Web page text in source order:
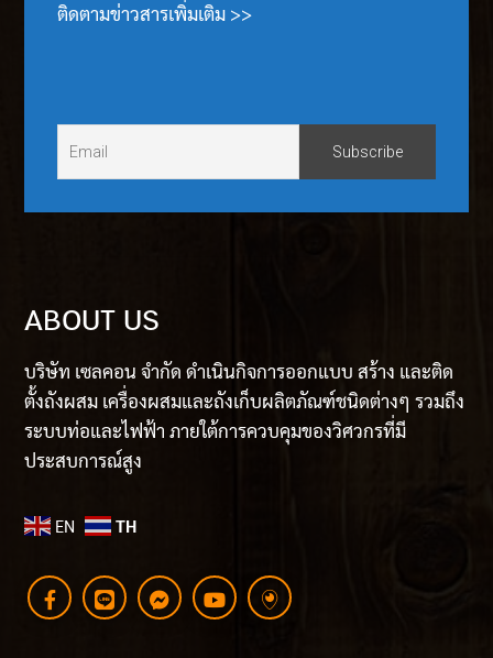
ติดตามข่าวสารเพิ่มเติม >>
ABOUT US
บริษัท เซลคอน จำกัด ดำเนินกิจการออกแบบ สร้าง และติด
ตั้งถังผสม เครื่องผสมและถังเก็บผลิตภัณฑ์ชนิดต่างๆ รวมถึง
ระบบท่อและไฟฟ้า ภายใต้การควบคุมของวิศวกรที่มี
ประสบการณ์สูง
EN TH